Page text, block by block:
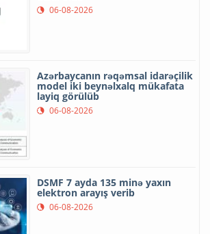
06-08-2026
Azərbaycanın rəqəmsal idarəçilik
model iki beynəlxalq mükafata
layiq görülüb
06-08-2026
DSMF 7 ayda 135 minə yaxın
elektron arayış verib
06-08-2026